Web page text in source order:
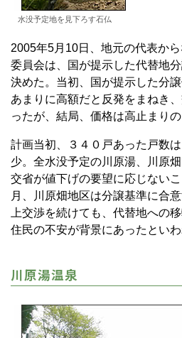
水没予定地を見下ろす石仏
2005年5月10日、地元の代表か
委員会は、国が提示した代替地
決めた。当初、国が提示した分
あまりに高額だと反発をまねき
ったが、結局、価格は高止まりの
計画当初、３４０戸あった戸数
少。全水没予定の川原湯、川原
交省が値下げの要望に応じない
月、川原畑地区は分譲基準に合
上交渉を続けても、代替地への
住民の不安が背景にあったといわ
川原湯温泉